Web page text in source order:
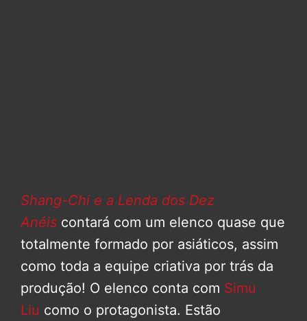
Shang-Chi e a Lenda dos Dez
Anéis contará com um elenco quase que
totalmente formado por asiáticos, assim
como toda a equipe criativa por trás da
produção! O elenco conta com Simu
Liu como o protagonista. Estão